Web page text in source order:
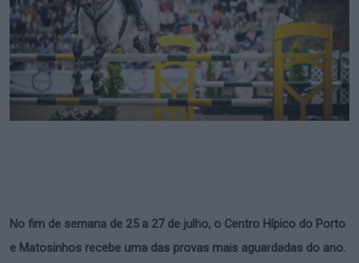
No fim de semana de 25 a 27 de julho, o Centro Hípico do Porto
e Matosinhos recebe uma das provas mais aguardadas do ano.